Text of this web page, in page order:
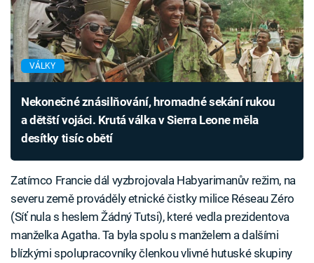
VÁLKY
Nekonečné znásilňování, hromadné sekání rukou
a dětští vojáci. Krutá válka v Sierra Leone měla
desítky tisíc obětí
Zatímco Francie dál vyzbrojovala Habyarimanův režim, na
severu země prováděly etnické čistky milice Réseau Zéro
(Síť nula s heslem Žádný Tutsi), které vedla prezidentova
manželka Agatha. Ta byla spolu s manželem a dalšími
blízkými spolupracovníky členkou vlivné hutuské skupiny